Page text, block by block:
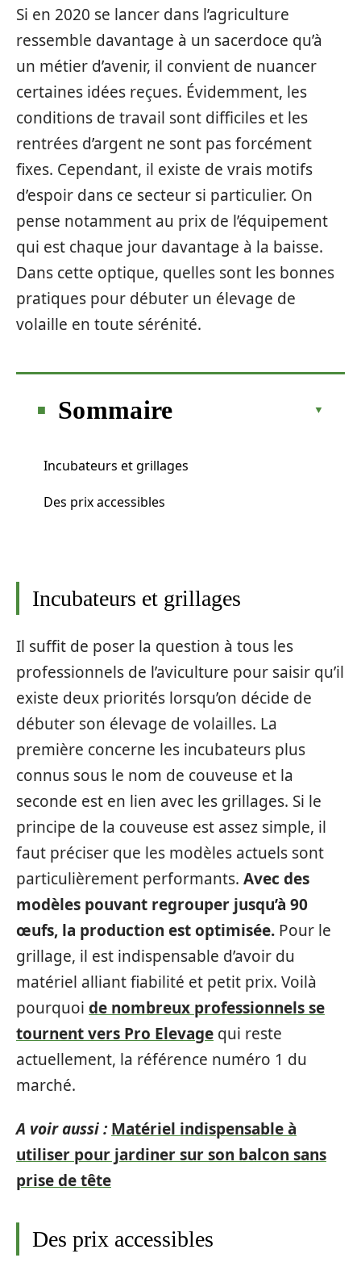
Si en 2020 se lancer dans l’agriculture
ressemble davantage à un sacerdoce qu’à
un métier d’avenir, il convient de nuancer
certaines idées reçues. Évidemment, les
conditions de travail sont difficiles et les
rentrées d’argent ne sont pas forcément
fixes. Cependant, il existe de vrais motifs
d’espoir dans ce secteur si particulier. On
pense notamment au prix de l’équipement
qui est chaque jour davantage à la baisse.
Dans cette optique, quelles sont les bonnes
pratiques pour débuter un élevage de
volaille en toute sérénité.
Sommaire
Incubateurs et grillages
Des prix accessibles
Incubateurs et grillages
Il suffit de poser la question à tous les
professionnels de l’aviculture pour saisir qu’il
existe deux priorités lorsqu’on décide de
débuter son élevage de volailles. La
première concerne les incubateurs plus
connus sous le nom de couveuse et la
seconde est en lien avec les grillages. Si le
principe de la couveuse est assez simple, il
faut préciser que les modèles actuels sont
particulièrement performants. Avec des
modèles pouvant regrouper jusqu’à 90
œufs, la production est optimisée. Pour le
grillage, il est indispensable d’avoir du
matériel alliant fiabilité et petit prix. Voilà
pourquoi de nombreux professionnels se
tournent vers Pro Elevage qui reste
actuellement, la référence numéro 1 du
marché.
A voir aussi : Matériel indispensable à
utiliser pour jardiner sur son balcon sans
prise de tête
Des prix accessibles